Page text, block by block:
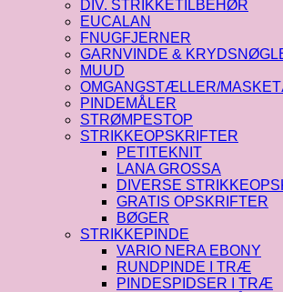
DIV. STRIKKETILBEHØR
EUCALAN
FNUGFJERNER
GARNVINDE &
MUUD
OMGANGSTÆLLER/
PINDEMÅLER
STRØMPESTOP
STRIKKEOPSKRIFTER
PETITEKNIT
LANA GROSSA
DIVERSE
GRATIS OPSKRIFTER
BØGER
STRIKKEPINDE
VARIO NERA EBONY
RUNDPINDE I TRÆ
PINDESPIDSER I TRÆ